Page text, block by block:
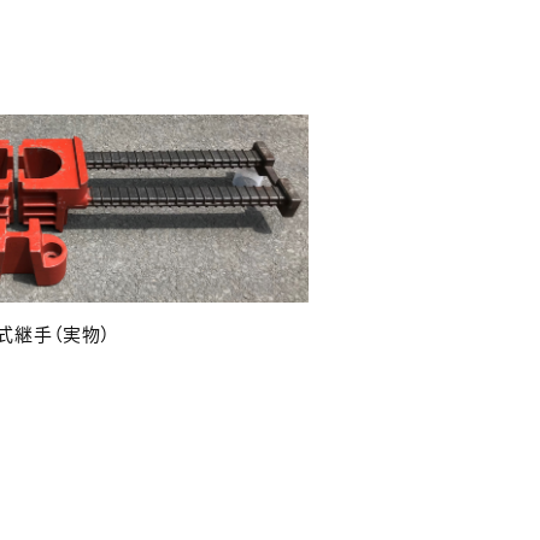
継手（実物）